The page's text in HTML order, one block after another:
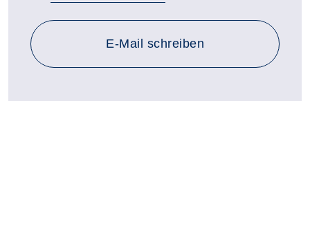
E-Mail an anna.michaelis@vhs-
schreiben